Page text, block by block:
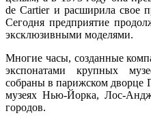
de Cartier и расширила свое
Сегодня предприятие
эксклюзивными моделями.
Многие часы, созданные
экспонатами крупных
собраны в парижском дворце
музеях Нью-Йорка, Лос-
городов.